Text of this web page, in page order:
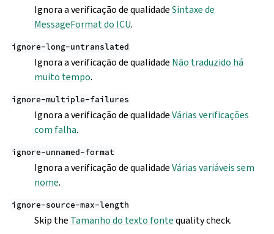
Ignora a verificação de qualidadeSintaxe de
MessageFormat do ICU.
ignore-long-untranslated
Ignora a verificação de qualidade Não traduzido há
muito tempo.
ignore-multiple-failures
Ignora a verificação de qualidadeVárias verificações
com falha.
ignore-unnamed-format
Ignora a verificação de qualidadeVárias variáveis sem
nome.
ignore-source-max-length
Skip the Tamanho do texto fontequality check.